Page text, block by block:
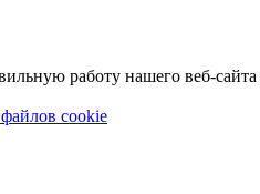
работу нашего веб-сайта
cookie